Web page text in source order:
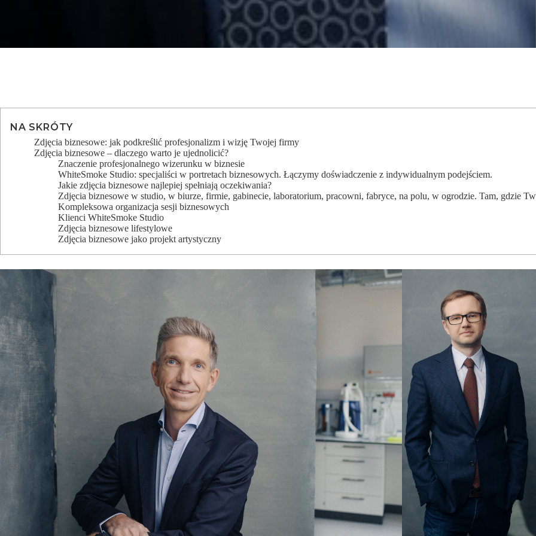
NA SKRÓTY
Zdjęcia biznesowe: jak podkreślić profesjonalizm i wizję Twojej firmy
Zdjęcia biznesowe – dlaczego warto je ujednolicić?
Znaczenie profesjonalnego wizerunku w biznesie
WhiteSmoke Studio: specjaliści w portretach biznesowych. Łączymy doświadczenie z indywidualnym podejściem.
Jakie zdjęcia biznesowe najlepiej spełniają oczekiwania?
Zdjęcia biznesowe w studio, w biurze, firmie, gabinecie, laboratorium, pracowni, fabryce, na polu, w ogrodzie. Tam, gdzie
Kompleksowa organizacja sesji biznesowych
Klienci WhiteSmoke Studio
Zdjęcia biznesowe lifestylowe
Zdjęcia biznesowe jako projekt artystyczny